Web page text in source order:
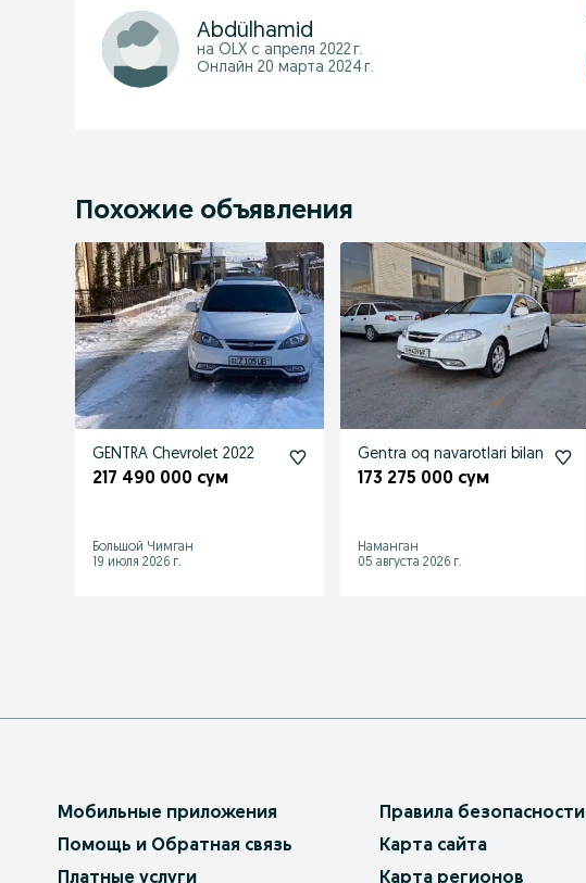
Abdülhamid
на OLX с апреля 2022 г.
Онлайн 20 марта 2024 г.
Похожие объявления
GENTRA Chevrolet 2022
217 490 000 сум
Большой Чимган
19 июля 2026 г.
Gentra oq navarotlari bilan
173 275 000 сум
Наманган
05 августа 2026 г.
Мобильные приложения
Помощь и Обратная связь
Платные услуги
Правила безопасности
Карта сайта
Карта регионов